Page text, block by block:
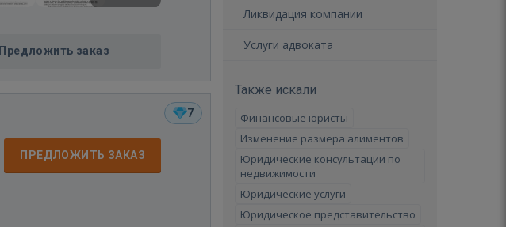
Предложить заказ
7
ПРЕДЛОЖИТЬ ЗАКАЗ
Ликвидация компании
Услуги адвоката
Также искали
Финансовые юристы
Изменение размера алиментов
Юридические консультации по
недвижимости
Юридические услуги
Юридическое представительство